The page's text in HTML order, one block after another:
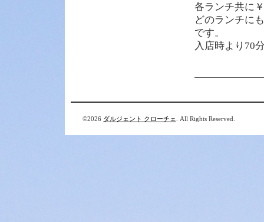
各ランチ共に
どのランチに
です。
入店時より70
©2026 ダルジェント クローチェ . All Rights Reserved.